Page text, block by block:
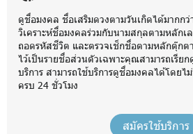
ดูชื่อมงคล ชื่อเสริมดวงตามวันเกิดได้มากก
วิเคราะห์ชื่อมงคลร่วมกับนามสกุลตามหลักเ
ถอดรหัสชีวิต และตรวจเช็กชื่อตามหลักตุ๊ก
ไว้เป็นรายชื่อส่วนตัวเฉพาะคุณสามารถเรีย
บริการ สามารถใช้บริการดูชื่อมงคลได้โดยไ
ครบ 24 ชั่วโมง
สมัครใช้บริการ